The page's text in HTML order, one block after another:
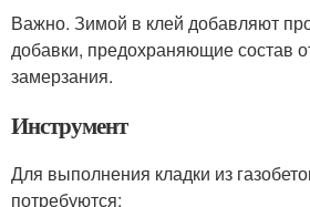
Важно. Зимой в клей добавляют
добавки, предохраняющие состав
замерзания.
Инструмент
Для выполнения кладки из
потребуются: